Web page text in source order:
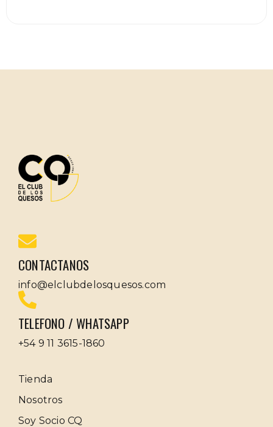
CONTACTANOS
info@elclubdelosquesos.com
TELEFONO / WHATSAPP
+54 9 11 3615-1860
Tienda
Nosotros
Soy Socio CQ